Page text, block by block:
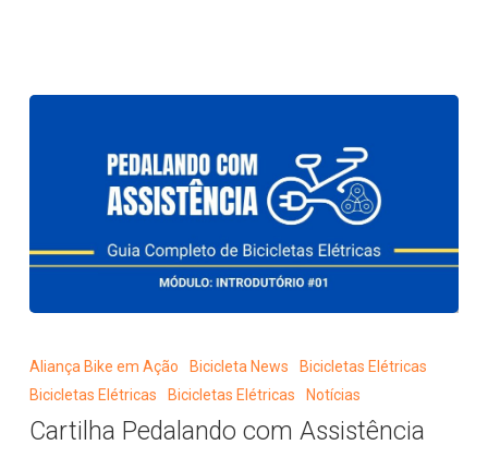
Aliança Bike em Ação Bicicleta News
Bicicletas Elétricas
Bicicletas Elétricas
Bicicletas Elétricas Notícias
Cartilha Pedalando com Assistência